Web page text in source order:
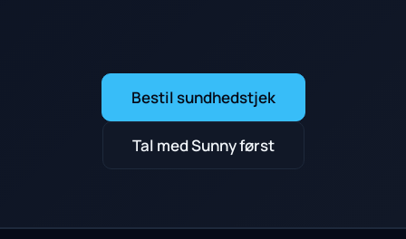
Bestil sundhedstjek
Tal med Sunny først